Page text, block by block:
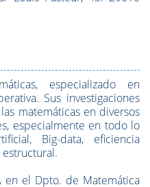
especializado en
Sus investigaciones
matemáticas en diversos
especialmente en todo lo
Big-data, eficiencia
el Dpto. de Matemática